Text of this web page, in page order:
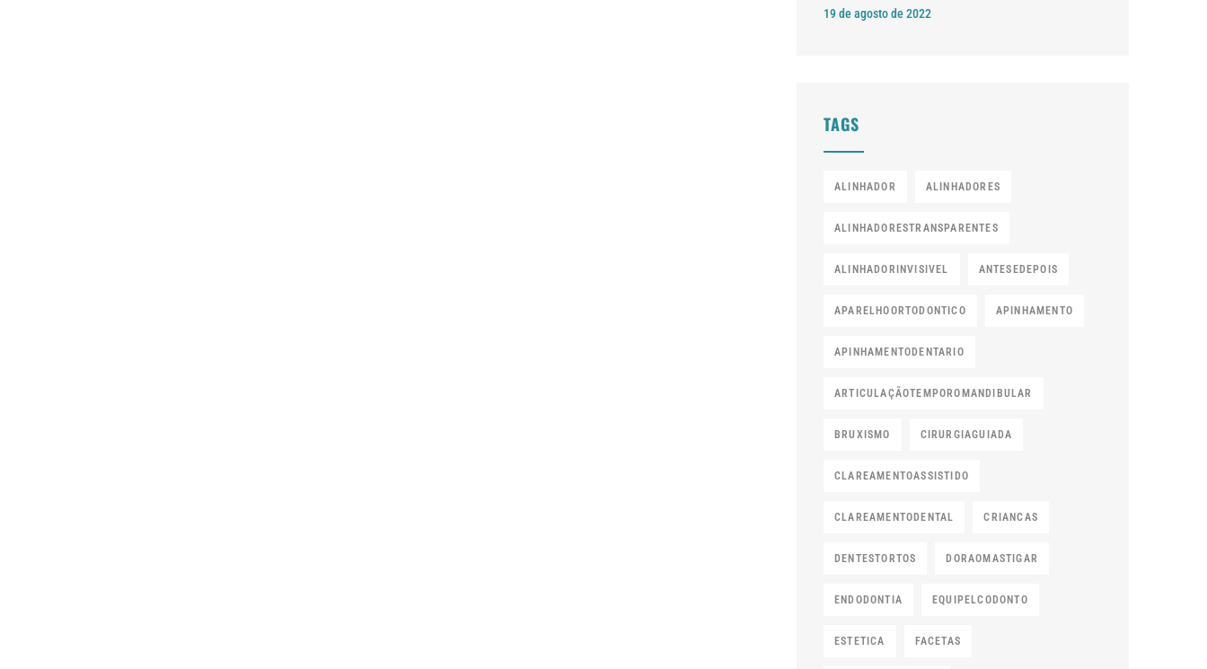
19 de agosto de 2022
TAGS
ALINHADOR ALINHADORES
ALINHADORESTRANSPARENTES
ALINHADORINVISIVEL ANTESEDEPOIS
APARELHOORTODONTICO APINHAMENTO
APINHAMENTODENTARIO
ARTICULAÇÃOTEMPOROMANDIBULAR
BRUXISMO CIRURGIAGUIADA
CLAREAMENTOASSISTIDO
CLAREAMENTODENTAL CRIANCAS
DENTESTORTOS DORAOMASTIGAR
ENDODONTIA EQUIPELCODONTO
ESTETICA FACETAS